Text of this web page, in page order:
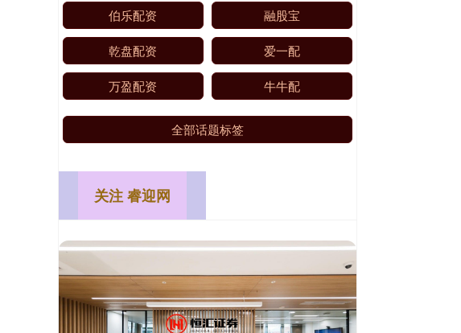
伯乐配资 融股宝
乾盘配资 爱一配
万盈配资 牛牛配
全部话题标签
关注 睿迎网